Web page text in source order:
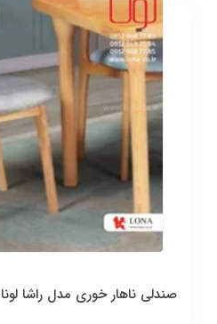
صندلی ناهار خوری مدل راشا لونا N_150